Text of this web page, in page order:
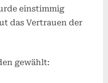
einstimmig
das Vertrauen der
gewählt: